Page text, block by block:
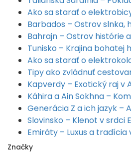
Ako sa starať o
Barbados – Ostrov slnka,
Bahrajn – Ostrov histórie
Tunisko – Krajina bohatej
Ako sa starať o
Tipy ako zvládnuť
Kapverdy – Exotický raj
Káhira a Ain Sokhna –
Generácia Z a ich jazyk –
Slovinsko – Klenot v srdci
Emiráty – Luxus a tradícia
Značky